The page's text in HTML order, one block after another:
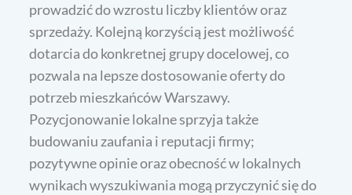
prowadzić do wzrostu liczby klientów oraz
sprzedaży. Kolejną korzyścią jest możliwość
dotarcia do konkretnej grupy docelowej, co
pozwala na lepsze dostosowanie oferty do
potrzeb mieszkańców Warszawy.
Pozycjonowanie lokalne sprzyja także
budowaniu zaufania i reputacji firmy;
pozytywne opinie oraz obecność w lokalnych
wynikach wyszukiwania mogą przyczynić się do